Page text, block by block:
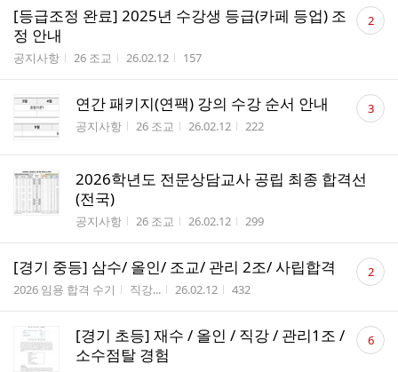
[등급조정 완료] 2025년 수강생 등급(카페 등업) 조
정 안내
게시판명
공지사항 작성자
26 조교 작성시간
26.02.12 조회수
157
댓
글 2
연간 패키지(연팩) 강의 수강 순서 안내
게시판명
공지사항 작성자
26 조교 작성시간
26.02.12 조회수
222
댓
글 3
2026학년도 전문상담교사 공립 최종 합격선
(전국)
게시판명
공지사항 작성자
26 조교 작성시간
26.02.12 조회수
299
[경기 중등] 삼수/ 올인/ 조교/ 관리 2조/ 사립합격
게시판명
2026 임용 합격 수기 작성자
직강... 작성시간
26.02.12 조회수
432
댓
글 2
[경기 초등] 재수 / 올인 / 직강 / 관리1조 /
소수점탈 경험
댓
글 6